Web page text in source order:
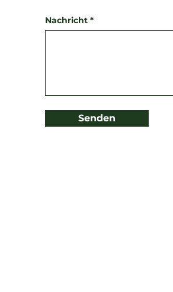
Nachricht
Senden